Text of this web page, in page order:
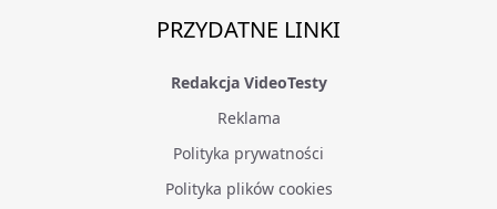
PRZYDATNE LINKI
Redakcja VideoTesty
Reklama
Polityka prywatności
Polityka plików cookies